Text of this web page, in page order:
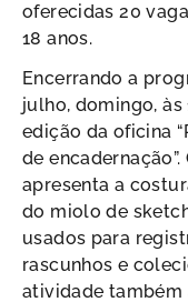
oferecidas 20
18 anos.
Encerrando a
julho, domingo, às
edição da oficina
de
apresenta a
do miolo de
usados para
rascunhos e
atividade também